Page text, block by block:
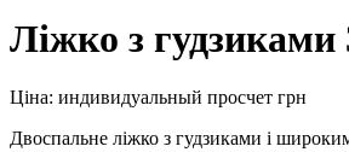
Ліжко з гудзиками
Ціна: индивидуальный просчет грн
Двоспальне ліжко з гудзиками і